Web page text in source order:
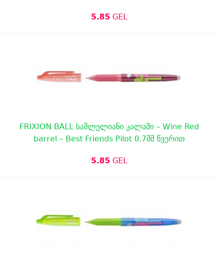
5.85 GEL
FRIXION BALL საშლელიანი კალამი – Wine Red
barrel – Best Friends Pilot 0.7მმ წვერით
5.85 GEL